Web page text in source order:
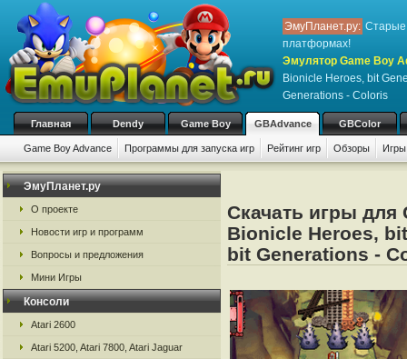
ЭмуПланет.ру: Старые
платформах!
Эмулятор Game Boy
Bionicle Heroes, bit
Generations - Coloris
Главная Dendy Game Boy GBAdvance GBColor
Game Boy Advance Программы для запуска игр Рейтинг игр Обзоры
ЭмуПланет.ру
О проекте
Новости игр и программ
Вопросы и предложения
Мини Игры
Консоли
Atari 2600
Atari 5200, Atari 7800, Atari Jaguar
Скачать игры для
Bionicle Heroes,
bit Generations -